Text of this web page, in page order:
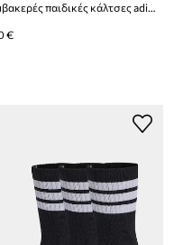
Βαμβακερές παιδικές κάλτσες adidas Performance 3-pack
€